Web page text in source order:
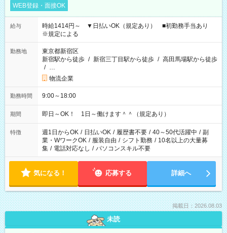
WEB登録・面接OK
給与
時給1414円～ ▼日払いOK（規定あり） ■初勤務手当あり
※規定による
勤務地
東京都新宿区
新宿駅から徒歩 / 新宿三丁目駅から徒歩 / 高田馬場駅から徒歩
/ …
物流企業
勤務時間 9:00～18:00
期間 即日～OK！ 1日～働けます＾＾（規定あり）
特徴 週1日からOK / 日払いOK / 履歴書不要 / 40～50代活躍中 / 副
業・WワークOK / 服装自由 / シフト勤務 / 10名以上の大量募
集 / 電話対応なし / パソコンスキル不要
気になる！ 応募する 詳細へ
掲載日：2026.08.03
未読